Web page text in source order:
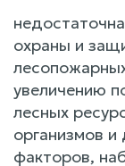
охраны и
увеличению
лесных
организмов и
факторов,